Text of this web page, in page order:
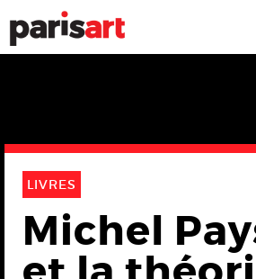
LIVRES
Michel